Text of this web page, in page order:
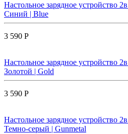
Настольное зарядное устройство
Синий | Blue
3 590 Р
Настольное зарядное устройство
Золотой | Gold
3 590 Р
Настольное зарядное устройство
Темно-серый | Gunmetal